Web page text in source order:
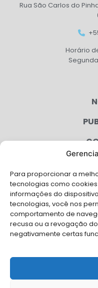
Para proporcionar a
tecnologias como
informações do
tecnologias, você nos
comportamento de
recusa ou a revogação
negativamente certas
Rua São Carlos do
Horário
Solicite Apoio